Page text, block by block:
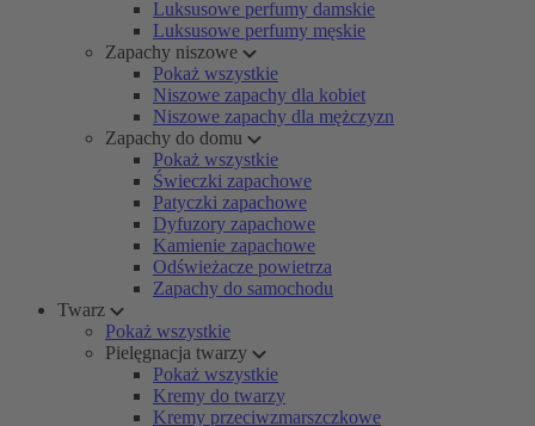
Luksusowe perfumy damskie
Luksusowe perfumy męskie
Zapachy niszowe
Pokaż wszystkie
Niszowe zapachy dla kobiet
Niszowe zapachy dla mężczyzn
Zapachy do domu
Pokaż wszystkie
Świeczki zapachowe
Patyczki zapachowe
Dyfuzory zapachowe
Kamienie zapachowe
Odświeżacze powietrza
Zapachy do samochodu
Twarz
Pokaż wszystkie
Pielęgnacja twarzy
Pokaż wszystkie
Kremy do twarzy
Kremy przeciwzmarszczkowe